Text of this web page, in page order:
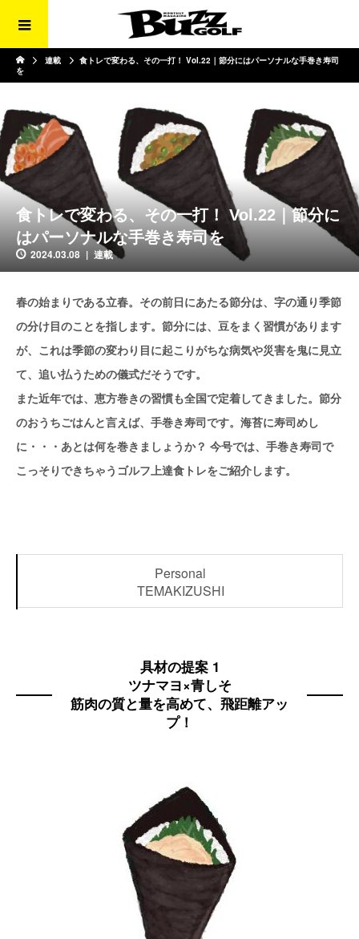
連載
食トレで変わる、その一打！ Vol.22｜節分にはパーソナルな手巻き寿司
を
食トレで変わる、その一打！ Vol.22｜節分に
はパーソナルな手巻き寿司を
2024.03.08 連載
春の始まりである立春。その前日にあたる節分は、字の通り季節
の分け目のことを指します。節分には、豆をまく習慣があります
が、これは季節の変わり目に起こりがちな病気や災害を鬼に見立
て、追い払うための儀式だそうです。
また近年では、恵方巻きの習慣も全国で定着してきました。節分
のおうちごはんと言えば、手巻き寿司です。海苔に寿司めし
に・・・あとは何を巻きましょうか？ 今号では、手巻き寿司で
こっそりできちゃうゴルフ上達食トレをご紹介します。
Personal
TEMAKIZUSHI
具材の提案 1
ツナマヨ×青しそ
筋肉の質と量を高めて、飛距離アッ
プ！